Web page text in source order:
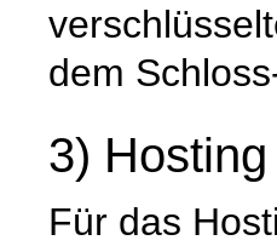
dem
3)
Für das